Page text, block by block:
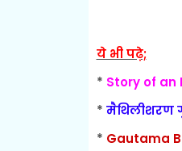
ये भी पढ़े;
* Story of an
* मैथिलीशरण
* Gautama